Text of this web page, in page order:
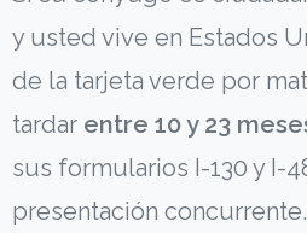
y usted vive en Estados
de la tarjeta verde por
tardar entre 10 y 23
sus formularios I-130 y I-
presentación concurrente.